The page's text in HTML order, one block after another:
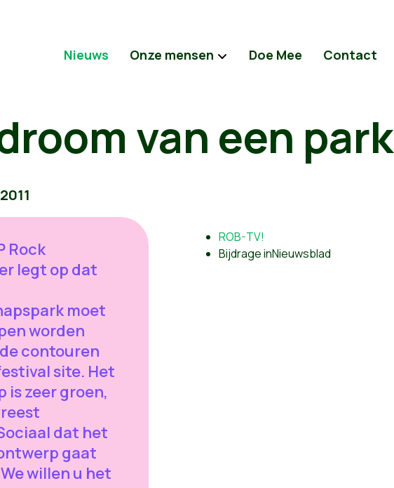
Nieuws Onze mensen Doe Mee Contact
van een park
Rock
legt op dat
moet
worden
contouren
site. Het
is zeer groen,
dat het
gaat
willen u het
ROB-TV!
Bijdrage inNieuwsblad